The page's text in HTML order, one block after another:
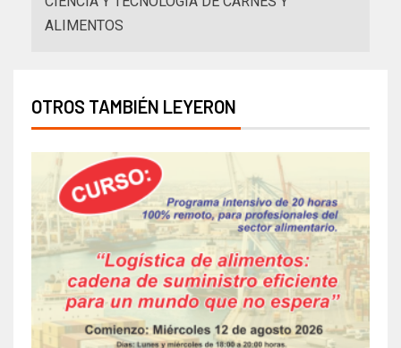
ALIMENTOS
OTROS TAMBIÉN LEYERON